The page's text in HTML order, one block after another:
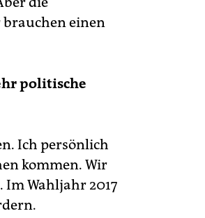
brauchen einen
politische
Ich persönlich
kommen. Wir
Wahljahr 2017